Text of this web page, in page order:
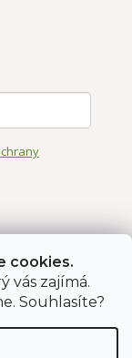
cookies.
vás zajímá.
Souhlasíte?